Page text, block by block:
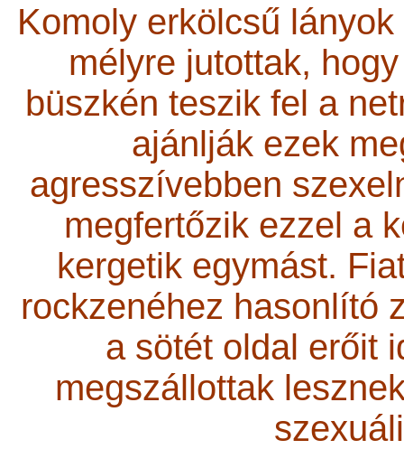
Komoly erkölcsű
mélyre jutottak,
büszkén teszik fel a
ajánlják ezek
agresszívebben
megfertőzik ezzel a
kergetik egymást.
rockzenéhez hasonlító
a sötét oldal erőit
megszállottak